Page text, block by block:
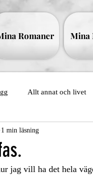
Romaner Mina
Allt annat och livet
1 min läsning